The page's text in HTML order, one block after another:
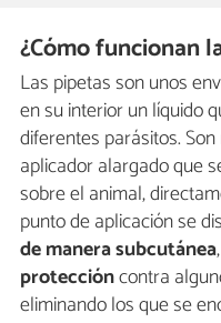
¿Cómo funcionan
Las pipetas son unos
en su interior un líquido
diferentes parásitos.
aplicador alargado que
sobre el animal,
punto de aplicación se
de manerasubcutánea
proteccióncontra
eliminando los que se